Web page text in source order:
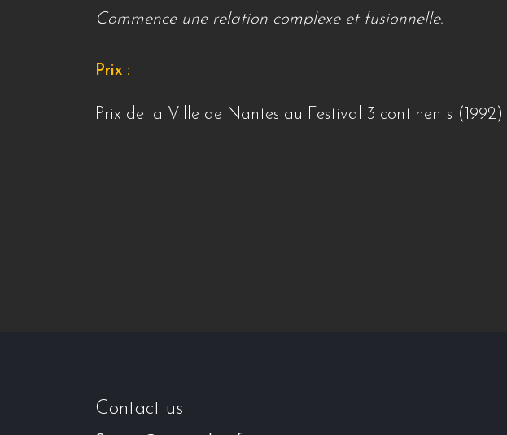
Commence une relation complexe et fusionnelle.
Prix :
Prix de la Ville de Nantes au Festival 3 continents (1992)
Contact us